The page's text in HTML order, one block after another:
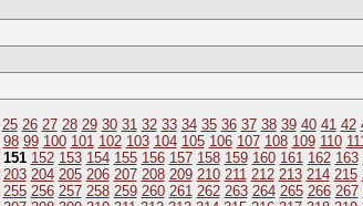
25 26 27 28 29 30 31 32 33 34 35 36 37 38 39 40 41 42
98 99 100 101 102 103 104 105 106 107 108 109 110
151 152 153 154 155 156 157 158 159 160 161 162 163
203 204 205 206 207 208 209 210 211 212 213 214 215
255 256 257 258 259 260 261 262 263 264 265 266 267